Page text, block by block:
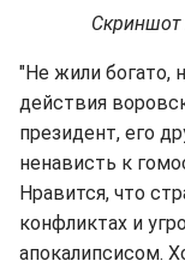
Скриншот
"Не жили богато,
действия
президент, его
ненависть к
Нравится, что
конфликтах и
апокалипсисом.